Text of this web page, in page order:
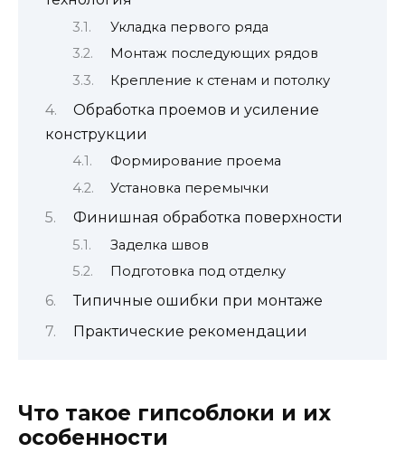
Укладка первого ряда
Монтаж последующих рядов
Крепление к стенам и потолку
Обработка проемов и усиление
конструкции
Формирование проема
Установка перемычки
Финишная обработка поверхности
Заделка швов
Подготовка под отделку
Типичные ошибки при монтаже
Практические рекомендации
Что такое гипсоблоки и их
особенности